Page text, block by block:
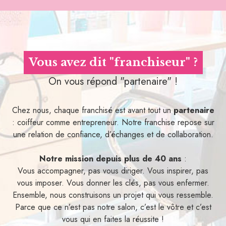
Vous avez dit "franchiseur" ?
On vous répond "partenaire" !
Chez nous, chaque franchisé est avant tout unpartenaire
: coiffeur comme entrepreneur. Notre franchise repose sur
une relation de confiance, d’échanges et de collaboration.
Notre mission depuis plus de 40 ans :
Vous accompagner, pas vous diriger. Vous inspirer, pas
vous imposer. Vous donner les clés, pas vous enfermer.
Ensemble, nous construisons un projet qui vous ressemble.
Parce que ce n’est pas notre salon, c’est le vôtre et c’est
vous qui en faites la réussite !